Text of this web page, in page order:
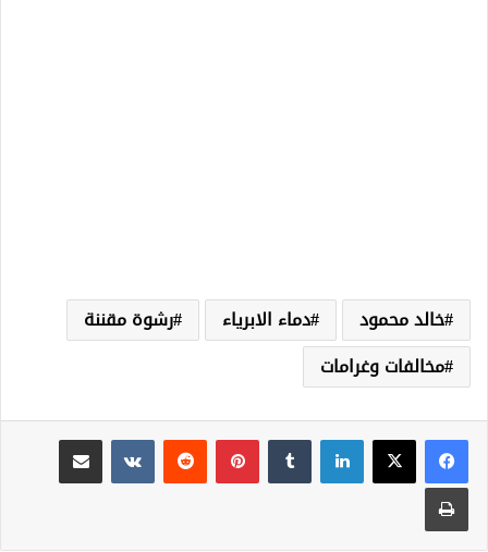
خالد محمود دماء الابرياء
رشوة مقننة
مخالفات وغرامات
لينكدإن بينتيريست